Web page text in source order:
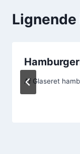
Af Glaseret